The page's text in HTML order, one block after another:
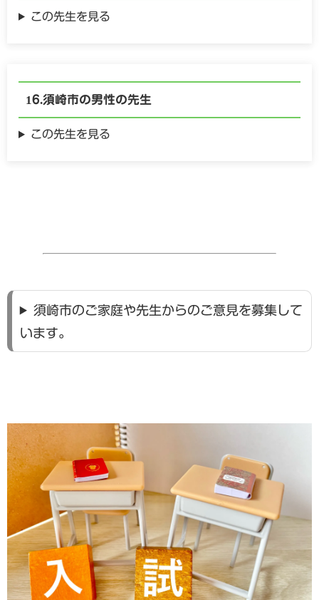
この先生を見る
須崎市の男性の先生
この先生を見る
須崎市のご家庭や先生からのご意見を募集して
います。